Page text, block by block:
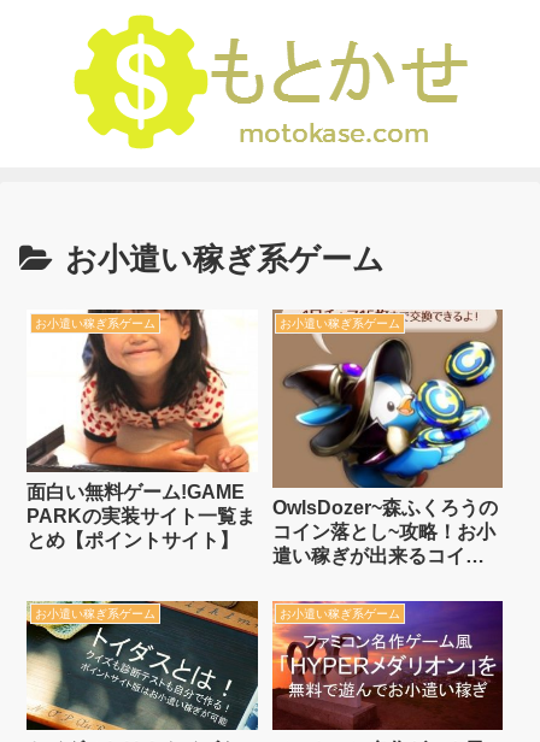
お小遣い稼ぎ系ゲーム
お小遣い稼ぎ系ゲーム
面白い無料ゲーム!GAME
PARKの実装サイト一覧ま
とめ【ポイントサイト】
お小遣い稼ぎ系ゲーム
OwlsDozer~森ふくろうの
コイン落とし~攻略！お小
遣い稼ぎが出来るコイン
お小遣い稼ぎ系ゲーム お小遣い稼ぎ系ゲーム